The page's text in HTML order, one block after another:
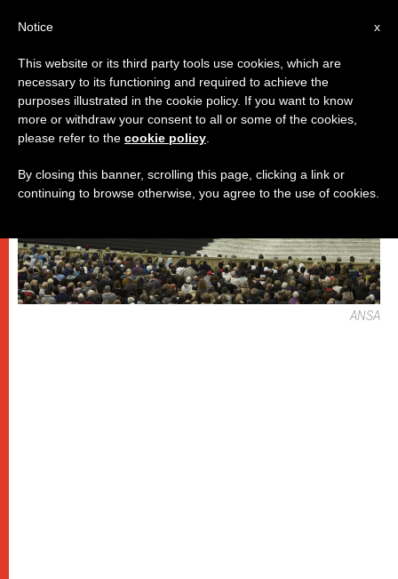
DICASTERI
ANSA
x
Notice
This website or its third party tools use cookies, which are
necessary to its functioning and required to achieve the
purposes illustrated in the cookie policy. If you want to know
more or withdraw your consent to all or some of the cookies,
please refer to the cookie policy
By closing this banner, scrolling this page, clicking a link or
continuing to browse otherwise, you agree to the use of cookies.